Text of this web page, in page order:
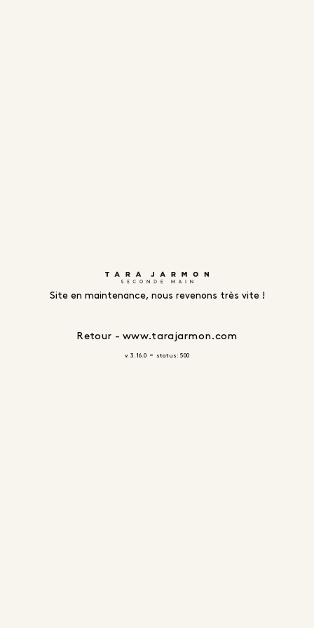
Site en maintenance, nous revenons très vite !
Retour - www.tarajarmon.com
v. 3.16.0 - status: 500